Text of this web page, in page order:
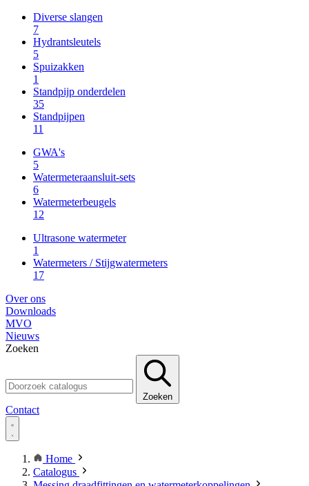
Diverse slangen
7
Hydrantsleutels
5
Spuizakken
1
Standpijp onderdelen
35
Standpijpen
11
GWA's
5
Watermeteraansluit-sets
6
Watermeterbeugels
12
Ultrasone watermeter
1
Watermeters / Stijgwatermeters
17
Over ons
Downloads
MVO
Nieuws
Zoeken
Zoeken
Contact
Home
Catalogus